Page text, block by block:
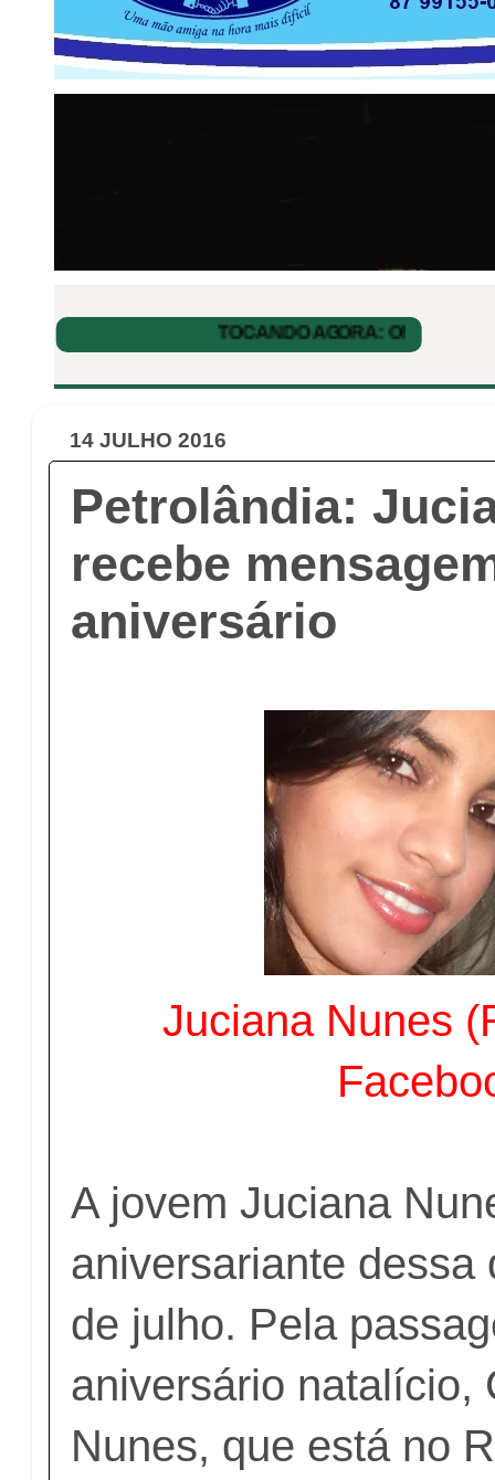
14 JULHO 2016
Petrolândia:
recebe
aniversário
Juciana Nunes
A jovem Juciana
aniversariante dessa
de julho. Pela
aniversário natalício,
Nunes, que está no